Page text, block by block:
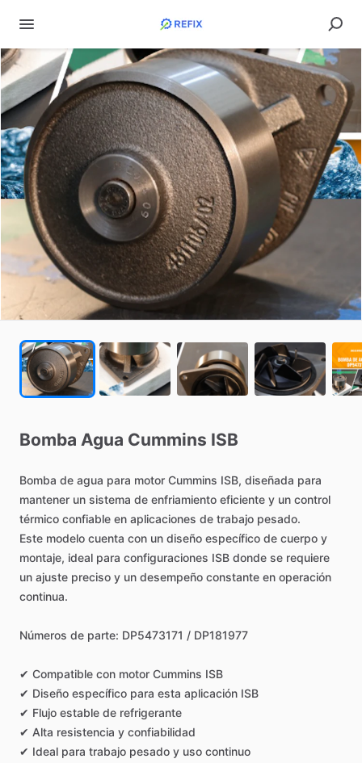
Bomba Agua Cummins ISB
Bomba de agua para motor Cummins ISB, diseñada para
mantener un sistema de enfriamiento eficiente y un control
térmico confiable en aplicaciones de trabajo pesado.
Este modelo cuenta con un diseño específico de cuerpo y
montaje, ideal para configuraciones ISB donde se requiere
un ajuste preciso y un desempeño constante en operación
continua.
Números de parte: DP5473171 ​/​ DP181977
✔ Compatible con motor Cummins ISB
✔ Diseño específico para esta aplicación ISB
✔ Flujo estable de refrigerante
✔ Alta resistencia y confiabilidad
✔ Ideal para trabajo pesado y uso continuo